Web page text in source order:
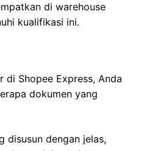
di warehouse
kualifikasi ini.
di Shopee Express, Anda
dokumen yang
disusun dengan jelas,